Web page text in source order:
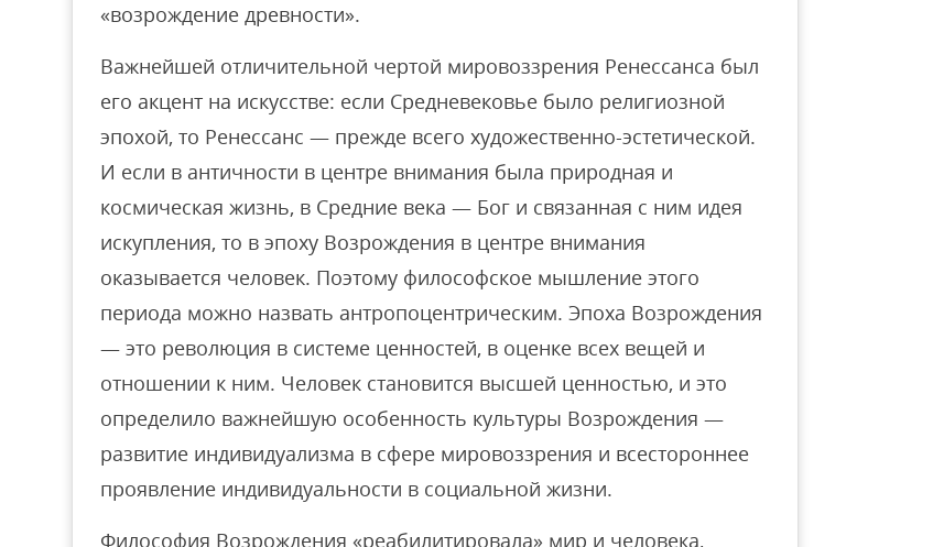
«возрождение древности».
Важнейшей отличительной чертой мировоззрения Ренессанса был
его акцент на искусстве: если Средневековье было религиозной
эпохой, то Ренессанс — прежде всего художественно-эстетической.
И если в античности в центре внимания была природная и
космическая жизнь, в Средние века — Бог и связанная с ним идея
искупления, то в эпоху Возрождения в центре внимания
оказывается человек. Поэтому философское мышление этого
периода можно назвать антропоцентрическим. Эпоха Возрождения
— это революция в системе ценностей, в оценке всех вещей и
отношении к ним. Человек становится высшей ценностью, и это
определило важнейшую особенность культуры Возрождения —
развитие индивидуализма в сфере мировоззрения и всестороннее
проявление индивидуальности в социальной жизни.
Философия Возрождения «реабилитировала» мир и человека,